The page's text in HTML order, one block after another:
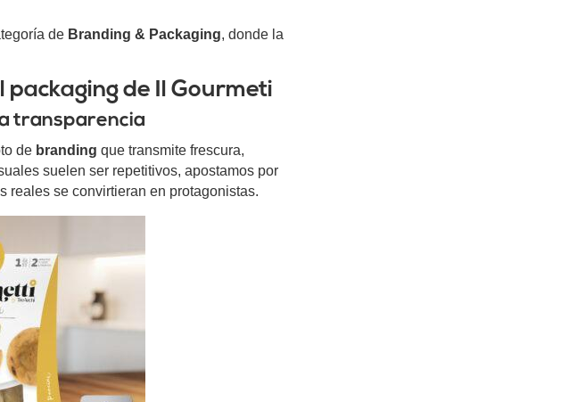
de Branding & Packaging, donde la
de Il Gourmeti
transparencia
de branding que transmite frescura,
suelen ser repetitivos, apostamos por
reales se convirtieran en protagonistas.